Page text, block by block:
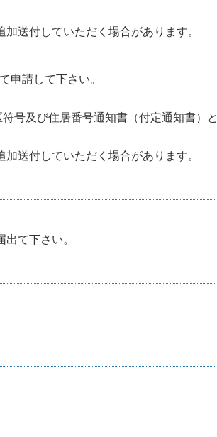
加送付していただく場合があります。
申請して下さい。
号及び住居番号通知書（付定通知書）と
加送付していただく場合があります。
て下さい。